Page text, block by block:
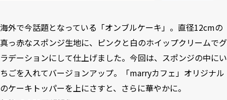
海外で今話題となっている「オンブルケーキ」。直径12cmの
真っ赤なスポンジ生地に、ピンクと白のホイップクリームでグ
ラデーションにして仕上げました。今回は、スポンジの中にい
ちごを入れてバージョンアップ。「marryカフェ」オリジナル
のケーキトッパーを上にさすと、さらに華やかに。